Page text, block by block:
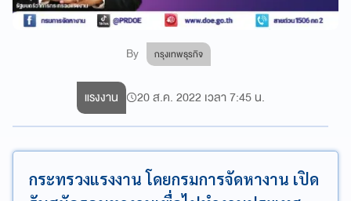
By กรุงเทพธุรกิจ
แรงงาน 20 ส.ค. 2022 เวลา 7:45 น.
กระทรวงแรงงาน โดยกรมการจัดหางาน เปิด